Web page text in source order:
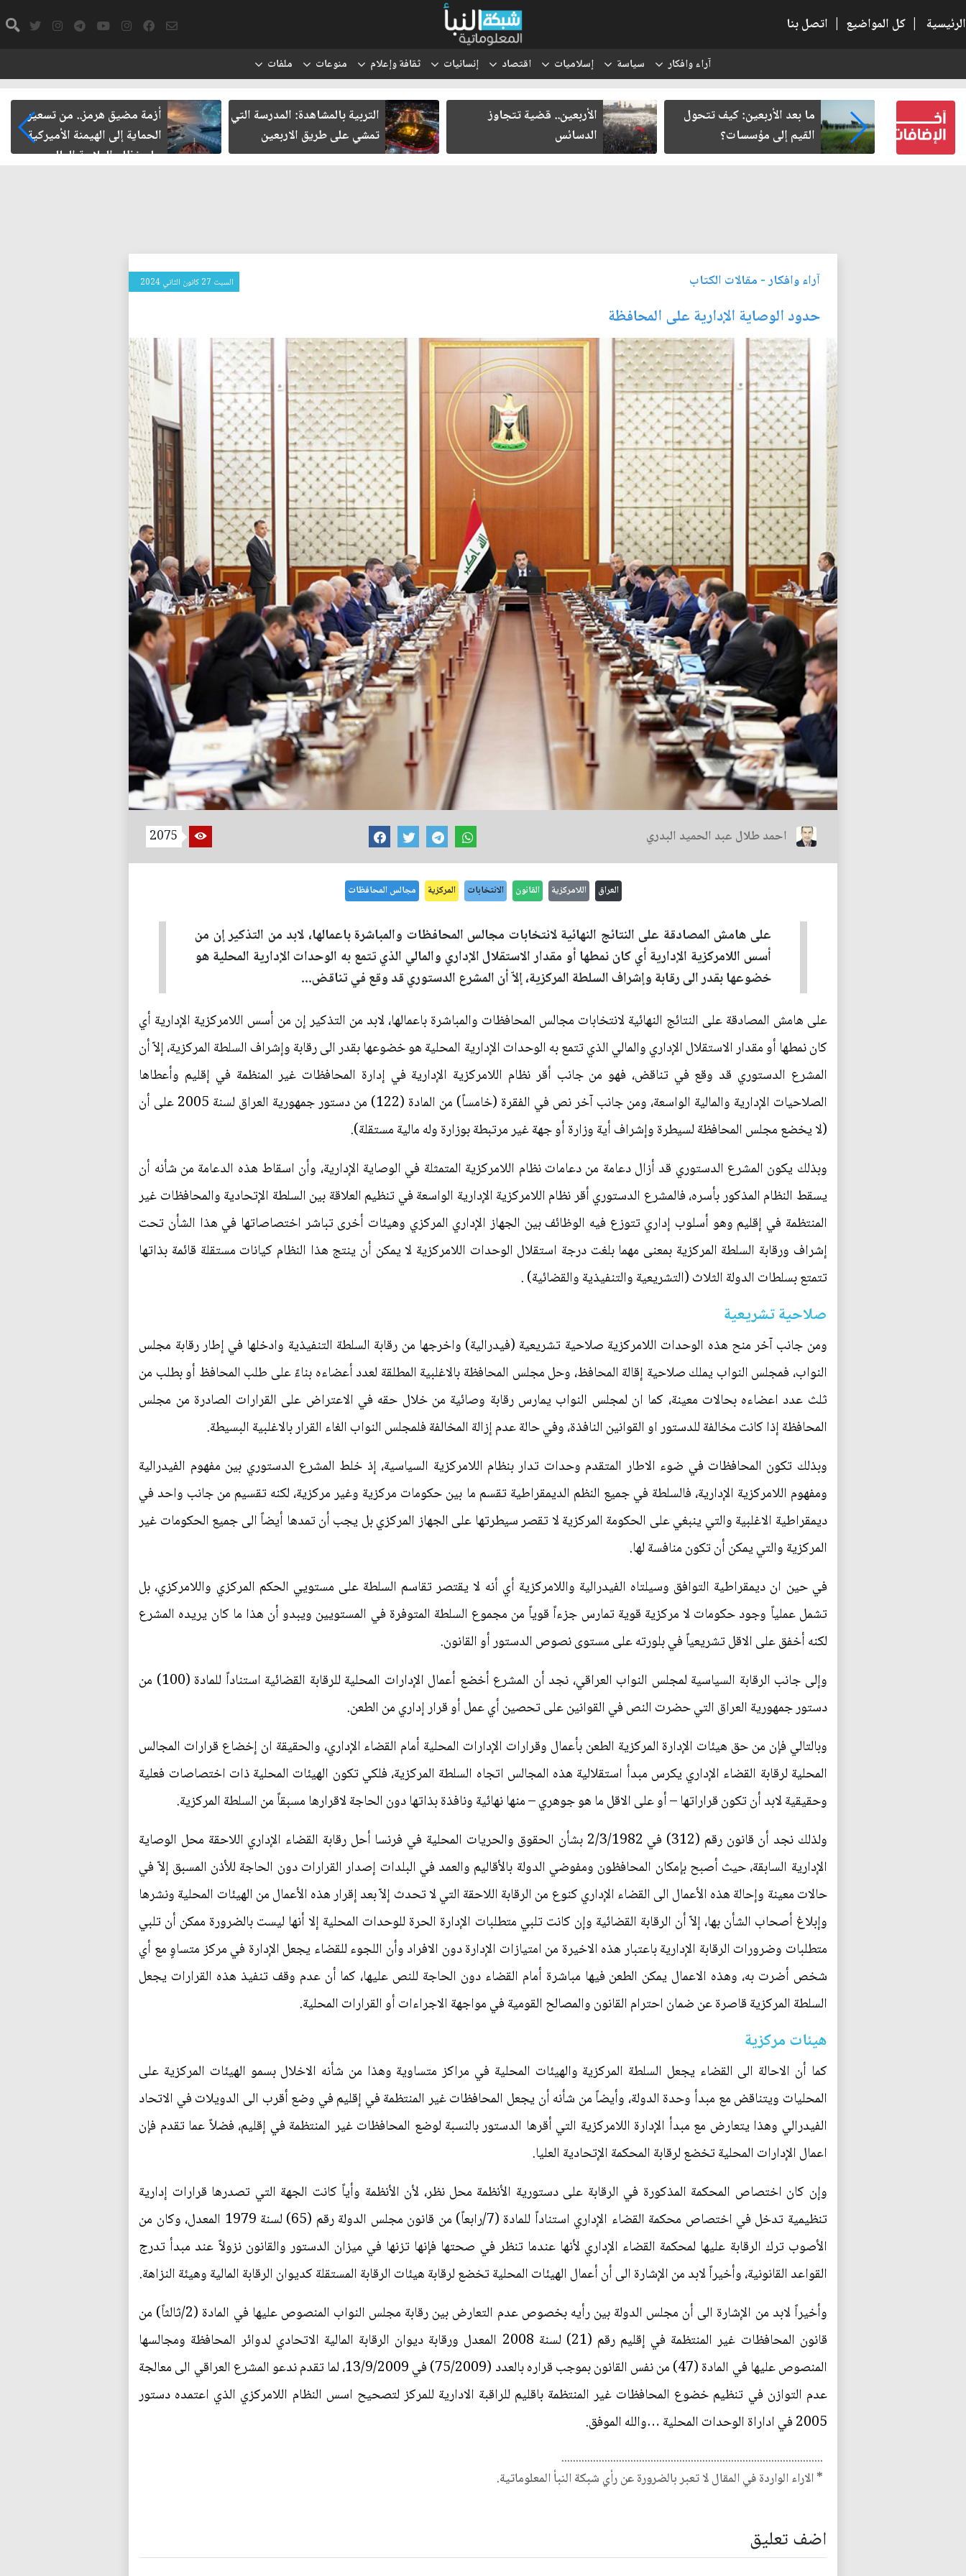
الرئيسية | كل المواضيع | اتصل بنا
آراء وافكار سياسة إسلاميات اقتصاد إنسانيات ثقافة وإعلام منوعات ملفات
من سلطة
في وعي النهضة
ما بعد الأربعين: كيف تتحول
القيم إلى مؤسسات؟
الأربعين.. قضية تتجاوز
الدسائس
التربية بالمشاهدة: المدرسة التي
تمشي على طريق الاربعين
أزمة مضيق هرمز.. من تسعير
الحماية إلى الهيمنة الأميركية
على نظام الملاحة العالمي
آراء وافكار- مقالات الكتاب السبت 27 كانون الثاني 2024
حدود الوصاية الإدارية على المحافظة
احمد طلال عبد الحميد البدري 2075
العراق اللامركزية القانون الانتخابات المركزية مجالس المحافظات
على هامش المصادقة على النتائج النهائية لانتخابات مجالس المحافظات والمباشرة باعمالها، لابد من التذكير إن من
أسس اللامركزية الإدارية أي كان نمطها أو مقدار الاستقلال الإداري والمالي الذي تتمع به الوحدات الإدارية المحلية هو
خضوعها بقدر الى رقابة وإشراف السلطة المركزية، إلاّ أن المشرع الدستوري قد وقع في تناقض...
على هامش المصادقة على النتائج النهائية لانتخابات مجالس المحافظات والمباشرة باعمالها، لابد من التذكير إن من أسس اللامركزية الإدارية أي
كان نمطها أو مقدار الاستقلال الإداري والمالي الذي تتمع به الوحدات الإدارية المحلية هو خضوعها بقدر الى رقابة وإشراف السلطة المركزية، إلاّ أن
المشرع الدستوري قد وقع في تناقض، فهو من جانب أقر نظام اللامركزية الإدارية في إدارة المحافظات غير المنظمة في إقليم وأعطاها
الصلاحيات الإدارية والمالية الواسعة، ومن جانب آخر نص في الفقرة (خامساً) من المادة (122) من دستور جمهورية العراق لسنة 2005 على أن
(لا يخضع مجلس المحافظة لسيطرة وإشراف أية وزارة أو جهة غير مرتبطة بوزارة وله مالية مستقلة).
وبذلك يكون المشرع الدستوري قد أزال دعامة من دعامات نظام اللامركزية المتمثلة في الوصاية الإدارية، وأن اسقاط هذه الدعامة من شأنه أن
يسقط النظام المذكور بأسره، فالمشرع الدستوري أقر نظام اللامركزية الإدارية الواسعة في تنظيم العلاقة بين السلطة الإتحادية والمحافظات غير
المنتظمة في إقليم وهو أسلوب إداري تتوزع فيه الوظائف بين الجهاز الإداري المركزي وهيئات أخرى تباشر اختصاصاتها في هذا الشأن تحت
إشراف ورقابة السلطة المركزية بمعنى مهما بلغت درجة استقلال الوحدات اللامركزية لا يمكن أن ينتج هذا النظام كيانات مستقلة قائمة بذاتها
تتمتع بسلطات الدولة الثلاث (التشريعية والتنفيذية والقضائية) .
صلاحية تشريعية
ومن جانب آخر منح هذه الوحدات اللامركزية صلاحية تشريعية (فيدرالية) واخرجها من رقابة السلطة التنفيذية وادخلها في إطار رقابة مجلس
النواب، فمجلس النواب يملك صلاحية إقالة المحافظ، وحل مجلس المحافظة بالاغلبية المطلقة لعدد أعضاءه بناءً على طلب المحافظ أو بطلب من
ثلث عدد اعضاءه بحالات معينة، كما ان لمجلس النواب يمارس رقابة وصائية من خلال حقه في الاعتراض على القرارات الصادرة من مجلس
المحافظة إذا كانت مخالفة للدستور او القوانين النافذة، وفي حالة عدم إزالة المخالفة فلمجلس النواب الغاء القرار بالاغلبية البسيطة.
وبذلك تكون المحافظات في ضوء الاطار المتقدم وحدات تدار بنظام اللامركزية السياسية، إذ خلط المشرع الدستوري بين مفهوم الفيدرالية
ومفهوم اللامركزية الإدارية، فالسلطة في جميع النظم الديمقراطية تقسم ما بين حكومات مركزية وغير مركزية، لكنه تقسيم من جانب واحد في
ديمقراطية الاغلبية والتي ينبغي على الحكومة المركزية لا تقصر سيطرتها على الجهاز المركزي بل يجب أن تمدها أيضاً الى جميع الحكومات غير
المركزية والتي يمكن أن تكون منافسة لها.
في حين ان ديمقراطية التوافق وسيلتاه الفيدرالية واللامركزية أي أنه لا يقتصر تقاسم السلطة على مستويي الحكم المركزي واللامركزي، بل
تشمل عملياً وجود حكومات لا مركزية قوية تمارس جزءاً قوياً من مجموع السلطة المتوفرة في المستويين ويبدو أن هذا ما كان يريده المشرع
لكنه أخفق على الاقل تشريعياً في بلورته على مستوى نصوص الدستور أو القانون.
وإلى جانب الرقابة السياسية لمجلس النواب العراقي، نجد أن المشرع أخضع أعمال الإدارات المحلية للرقابة القضائية استناداً للمادة (100) من
دستور جمهورية العراق التي حضرت النص في القوانين على تحصين أي عمل أو قرار إداري من الطعن.
وبالتالي فإن من حق هيئات الإدارة المركزية الطعن بأعمال وقرارات الإدارات المحلية أمام القضاء الإداري، والحقيقة ان إخضاع قرارات المجالس
المحلية لرقابة القضاء الإداري يكرس مبدأ استقلالية هذه المجالس اتجاه السلطة المركزية، فلكي تكون الهيئات المحلية ذات اختصاصات فعلية
وحقيقية لابد أن تكون قراراتها – أو على الاقل ما هو جوهري – منها نهائية ونافذة بذاتها دون الحاجة لاقرارها مسبقاً من السلطة المركزية.
ولذلك نجد أن قانون رقم (312) في 2/3/1982 بشأن الحقوق والحريات المحلية في فرنسا أحل رقابة القضاء الإداري اللاحقة محل الوصاية
الإدارية السابقة، حيث أصبح بإمكان المحافظون ومفوضي الدولة بالأقاليم والعمد في البلدات إصدار القرارات دون الحاجة للأذن المسبق إلاّ في
حالات معينة وإحالة هذه الأعمال الى القضاء الإداري كنوع من الرقابة اللاحقة التي لا تحدث إلاّ بعد إقرار هذه الأعمال من الهيئات المحلية ونشرها
وإبلاغ أصحاب الشأن بها، إلاّ أن الرقابة القضائية وإن كانت تلبي متطلبات الإدارة الحرة للوحدات المحلية إلا أنها ليست بالضرورة ممكن أن تلبي
متطلبات وضرورات الرقابة الإدارية باعتبار هذه الاخيرة من امتيازات الإدارة دون الافراد وأن اللجوء للقضاء يجعل الإدارة في مركز متساوٍ مع أي
شخص أضرت به، وهذه الاعمال يمكن الطعن فيها مباشرة أمام القضاء دون الحاجة للنص عليها، كما أن عدم وقف تنفيذ هذه القرارات يجعل
السلطة المركزية قاصرة عن ضمان احترام القانون والمصالح القومية في مواجهة الاجراءات أو القرارات المحلية.
هيئات مركزية
كما أن الاحالة الى القضاء يجعل السلطة المركزية والهيئات المحلية في مراكز متساوية وهذا من شأنه الاخلال بسمو الهيئات المركزية على
المحليات ويتناقض مع مبدأ وحدة الدولة، وأيضاً من شأنه أن يجعل المحافظات غير المنتظمة في إقليم في وضع أقرب الى الدويلات في الاتحاد
الفيدرالي وهذا يتعارض مع مبدأ الإدارة اللامركزية التي أقرها الدستور بالنسبة لوضع المحافظات غير المنتظمة في إقليم، فضلاً عما تقدم فإن
اعمال الإدارات المحلية تخضع لرقابة المحكمة الإتحادية العليا.
وإن كان اختصاص المحكمة المذكورة في الرقابة على دستورية الأنظمة محل نظر، لأن الأنظمة وأياً كانت الجهة التي تصدرها قرارات إدارية
تنظيمية تدخل في اختصاص محكمة القضاء الإداري استناداً للمادة (7/رابعاً) من قانون مجلس الدولة رقم (65) لسنة 1979 المعدل، وكان من
الأصوب ترك الرقابة عليها لمحكمة القضاء الإداري لأنها عندما تنظر في صحتها فإنها تزنها في ميزان الدستور والقانون نزولاً عند مبدأ تدرج
القواعد القانونية، وأخيراً لابد من الإشارة الى أن أعمال الهيئات المحلية تخضع لرقابة هيئات الرقابة المستقلة كديوان الرقابة المالية وهيئة النزاهة.
وأخيراً لابد من الإشارة الى أن مجلس الدولة بين رأيه بخصوص عدم التعارض بين رقابة مجلس النواب المنصوص عليها في المادة (2/ثالثاً) من
قانون المحافظات غير المنتظمة في إقليم رقم (21) لسنة 2008 المعدل ورقابة ديوان الرقابة المالية الاتحادي لدوائر المحافظة ومجالسها
المنصوص عليها في المادة (47) من نفس القانون بموجب قراره بالعدد (75/2009) في 13/9/2009، لما تقدم ندعو المشرع العراقي الى معالجة
عدم التوازن في تنظيم خضوع المحافظات غير المنتظمة باقليم للراقبة الادارية للمركز لتصحيح اسس النظام اللامركزي الذي اعتمده دستور
2005 في اداراة الوحدات المحلية …والله الموفق.
...........................................................................................
* الاراء الواردة في المقال لا تعبر بالضرورة عن رأي شبكة النبأ المعلوماتية.
اضف تعليق